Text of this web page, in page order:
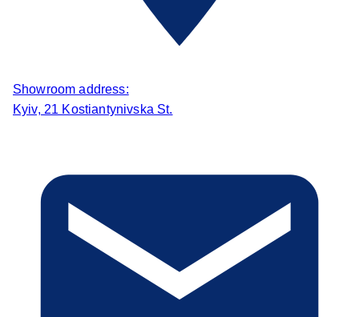
Showroom address:
Kyiv, 21 Kostiantynivska St.